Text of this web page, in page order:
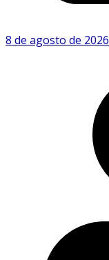
8 de agosto de 2026